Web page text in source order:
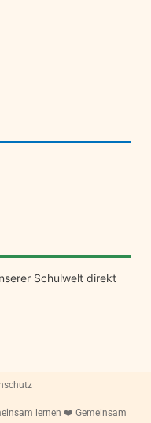
Schulwelt direkt
lernen ❤️ Gemeinsam